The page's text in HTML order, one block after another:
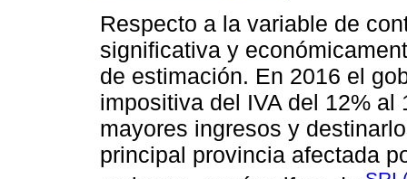
Respecto a la variable de
significativa y
de estimación. En 2016 el
impositiva del IVA del 12%
mayores ingresos y
principal provincia afectada